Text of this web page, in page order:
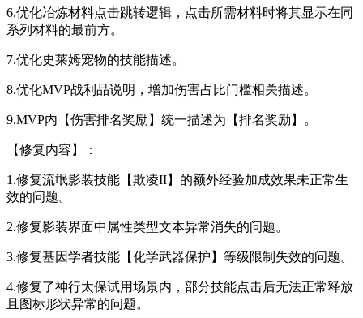
6.优化冶炼材料点击跳转逻辑，点击所需材料时将其显示在同
系列材料的最前方。
7.优化史莱姆宠物的技能描述。
8.优化MVP战利品说明，增加伤害占比门槛相关描述。
9.MVP内【伤害排名奖励】统一描述为【排名奖励】。
【修复内容】：
1.修复流氓影装技能【欺凌II】的额外经验加成效果未正常生
效的问题。
2.修复影装界面中属性类型文本异常消失的问题。
3.修复基因学者技能【化学武器保护】等级限制失效的问题。
4.修复了神行太保试用场景内，部分技能点击后无法正常释放
且图标形状异常的问题。